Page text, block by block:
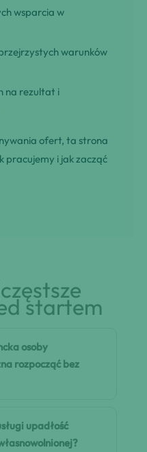
wsparcia w
warunków
na rezultat i
ofert, ta strona
pracujemy i jak zacząć
startem
osoby
rozpocząć bez
upadłość